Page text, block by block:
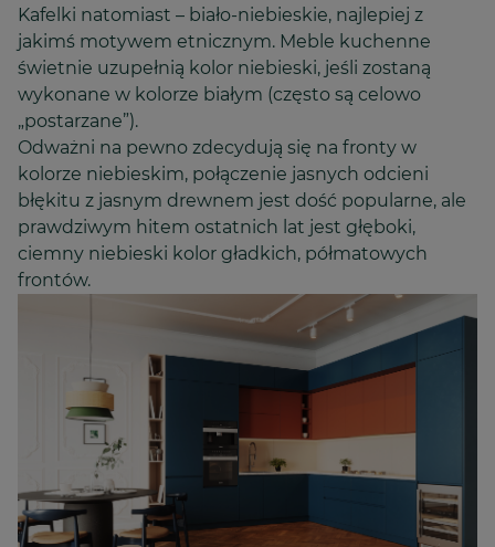
Kafelki natomiast – biało-niebieskie, najlepiej z
jakimś motywem etnicznym. Meble kuchenne
świetnie uzupełnią kolor niebieski, jeśli zostaną
wykonane w kolorze białym (często są celowo
„postarzane”).
Odważni na pewno zdecydują się na fronty w
kolorze niebieskim, połączenie jasnych odcieni
błękitu z jasnym drewnem jest dość popularne, ale
prawdziwym hitem ostatnich lat jest głęboki,
ciemny niebieski kolor gładkich, półmatowych
frontów.